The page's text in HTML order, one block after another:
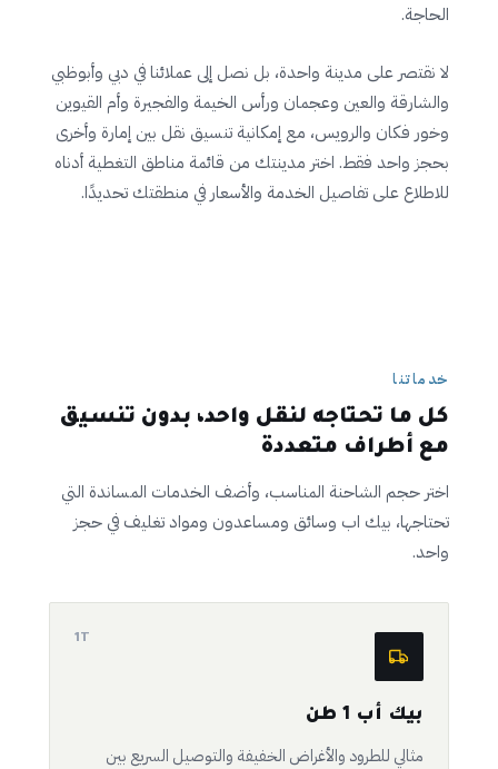
الحاجة.
لا نقتصر على مدينة واحدة، بل نصل إلى عملائنا في دبي وأبوظبي
والشارقة والعين وعجمان ورأس الخيمة والفجيرة وأم القيوين
وخور فكان والرويس، مع إمكانية تنسيق نقل بين إمارة وأخرى
بحجز واحد فقط. اختر مدينتك من قائمة مناطق التغطية أدناه
للاطلاع على تفاصيل الخدمة والأسعار في منطقتك تحديدًا.
خدماتنا
كل ما تحتاجه لنقل واحد، بدون تنسيق
مع أطراف متعددة
اختر حجم الشاحنة المناسب، وأضف الخدمات المساندة التي
تحتاجها، بيك اب وسائق ومساعدون ومواد تغليف في حجز
واحد.
1T
بيك أب 1 طن
مثالي للطرود والأغراض الخفيفة والتوصيل السريع بين